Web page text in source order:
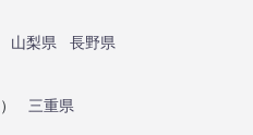
山梨県
長野県
）
三重県